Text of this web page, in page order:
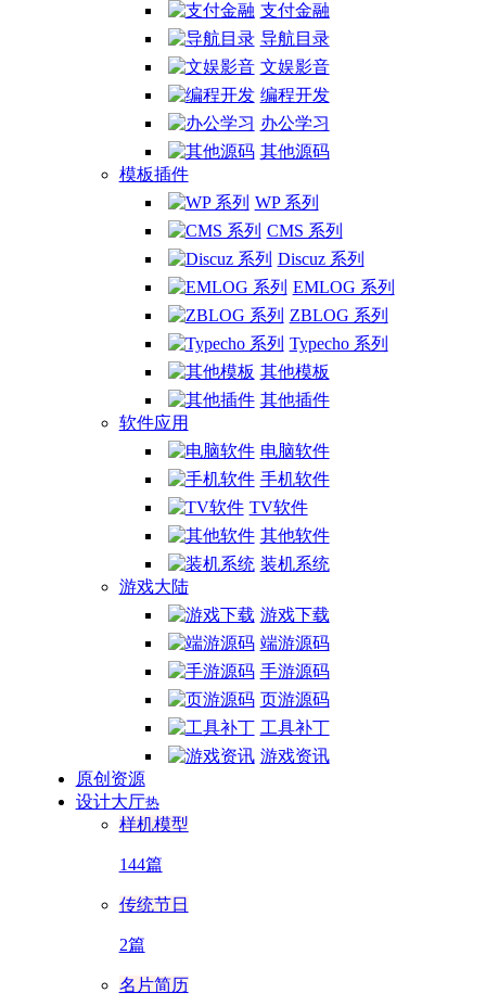
支付金融
导航目录
文娱影音
编程开发
办公学习
其他源码
模板插件
WP 系列
CMS 系列
Discuz 系列
EMLOG 系列
ZBLOG 系列
Typecho 系列
其他模板
其他插件
软件应用
电脑软件
手机软件
TV软件
其他软件
装机系统
游戏大陆
游戏下载
端游源码
手游源码
页游源码
工具补丁
游戏资讯
原创资源
设计大厅热
样机模型
144篇
传统节日
2篇
名片简历